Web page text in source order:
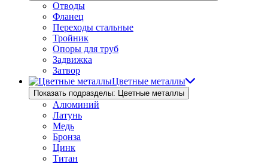
Отводы
Фланец
Переходы стальные
Тройник
Опоры для труб
Задвижка
Затвор
Цветные металлы
Показать подразделы: Цветные металлы
Алюминий
Латунь
Медь
Бронза
Цинк
Титан